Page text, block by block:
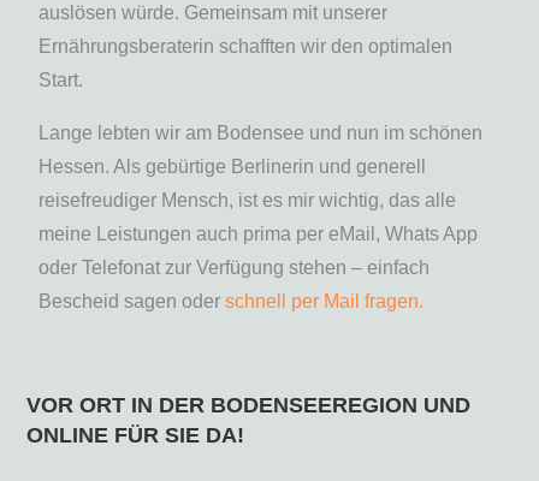
auslösen würde. Gemeinsam mit unserer
Ernährungsberaterin schafften wir den optimalen
Start.
Lange lebten wir am Bodensee und nun im schönen
Hessen. Als gebürtige Berlinerin und generell
reisefreudiger Mensch, ist es mir wichtig, das alle
meine Leistungen auch prima per eMail, Whats App
oder Telefonat zur Verfügung stehen – einfach
Bescheid sagen oderschnell per Mail fragen.
VOR ORT IN DER BODENSEEREGION UND
ONLINE FÜR SIE DA!